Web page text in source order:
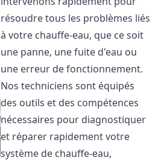
résoudre tous les problèmes liés
à votre chauffe-eau, que ce soit
une panne, une fuite d'eau ou
une erreur de fonctionnement.
Nos techniciens sont équipés
des outils et des compétences
nécessaires pour diagnostiquer
et réparer rapidement votre
système de chauffe-eau,